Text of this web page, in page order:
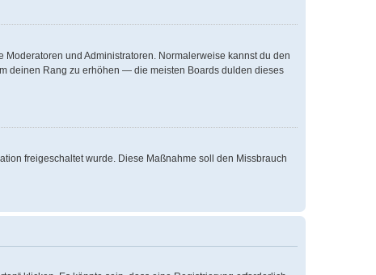
und Administratoren. Normalerweise kannst du den
deinen Rang zu erhöhen — die meisten Boards dulden dieses
freigeschaltet wurde. Diese Maßnahme soll den Missbrauch